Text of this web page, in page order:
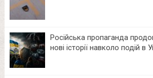
Російська пропаганда
нові історії навколо подій в